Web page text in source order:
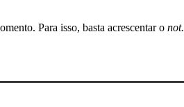
Para isso, basta acrescentar o not.